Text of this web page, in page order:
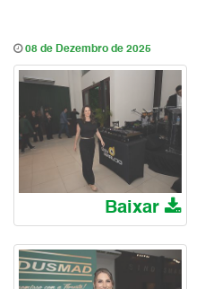
08 de Dezembro de 2025
Baixar